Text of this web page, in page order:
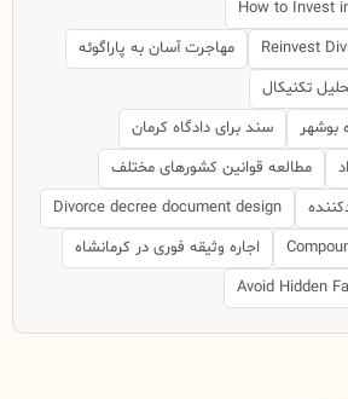
How to Invest
Reinvest
مهاجرت آسان به پاراگوئه
تکنیکال
بوشهر
سند برای دادگاه کرمان
مطالعه قوانین کشورهای مختلف
Divorce decree document design
اجاره وثیقه فوری در کرمانشاه
Avoid Hidden